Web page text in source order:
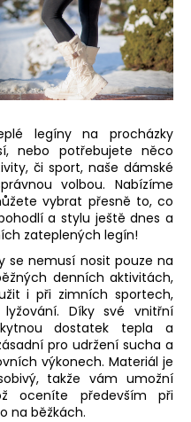
legínyna procházky
nebo potřebujete něco
či sport, naše dámské
volbou. Nabízíme
vybrat přesně to, co
a stylu ještě dnes a
zateplených legín!
se nemusí nosit pouze na
denních aktivitách,
i při zimních sportech,
Díky své vnitřní
dostatek tepla a
pro udržení sucha a
výkonech. Materiál je
takže vám umožní
oceníte především při
na běžkách.